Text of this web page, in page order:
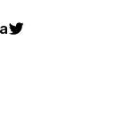
Twitter